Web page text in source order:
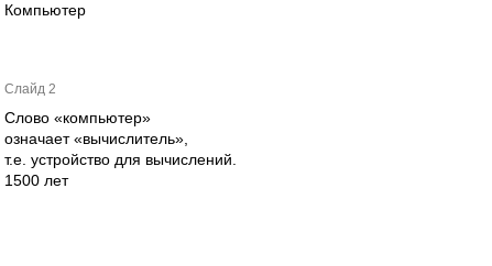
Компьютер
Слайд 2
Слово «компьютер»
означает «вычислитель»,
т.е. устройство для вычислений.
1500 лет